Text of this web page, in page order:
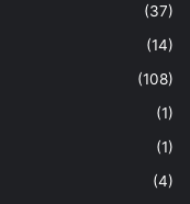
(37)
(14)
(108)
(1)
(1)
(4)